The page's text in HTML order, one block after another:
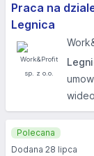
Praca na
Legnica
wideo
Polecana
Dodana 28 lipca